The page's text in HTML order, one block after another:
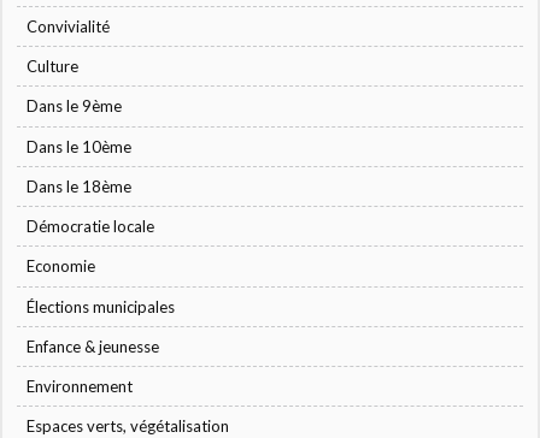
Convivialité
Culture
Dans le 9ème
Dans le 10ème
Dans le 18ème
Démocratie locale
Economie
Élections municipales
Enfance & jeunesse
Environnement
Espaces verts, végétalisation